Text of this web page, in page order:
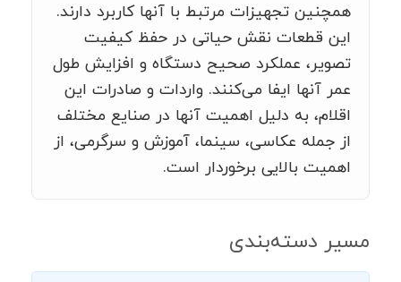
همچنین تجهیزات مرتبط با آنها کاربرد دارند.
این قطعات نقش حیاتی در حفظ کیفیت
تصویر، عملکرد صحیح دستگاه و افزایش طول
عمر آنها ایفا می‌کنند. واردات و صادرات این
اقلام، به دلیل اهمیت آنها در صنایع مختلف
از جمله عکاسی، سینما، آموزش و سرگرمی، از
اهمیت بالایی برخوردار است.
مسیر دسته‌بندی